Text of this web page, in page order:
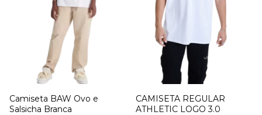
Camiseta BAW Ovo e
Salsicha Branca
CAMISETA REGULAR
ATHLETIC LOGO 3.0